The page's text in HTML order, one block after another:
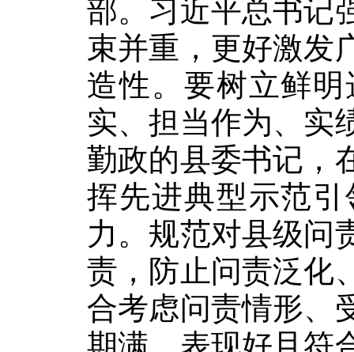
部。习近平总书记
束并重，更好激发
造性。要树立鲜
实、担当作为、实
勤政的县委书记，
挥先进典型示范
力。规范对县级问
责，防止问责泛化
合考虑问责情形、